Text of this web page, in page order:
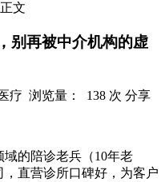
正文
别再被中介机构的虚
疗 浏览量： 138 次 分享
的陪诊老兵（10年老
直营诊所口碑好，为客户